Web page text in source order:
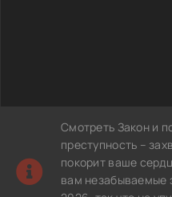
Смотреть Закон и
преступность –
покорит ваше
вам незабываемые